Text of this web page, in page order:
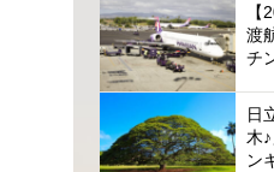
渡
チ
日
木
ン